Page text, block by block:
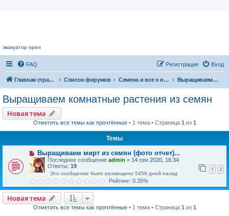
эвакуатор орел
FAQ Вход
Регистрация
Главная страница Список форумов Семена и все о них Выращиваем комнатные растения из семян
Выращиваем комнатные растения из семян
Новая тема
Отметить все темы как прочтённые• 1 тема • Страница 1 из 1
Темы
Выращиваем мирт из семян (фото отчет)...
Последнее сообщение admin « 14 сен 2020, 16:34
Ответы: 19 1 2
Это сообщение было размещено 5459 дней назад
Рейтинг: 0.35%
Новая тема
Отметить все темы как прочтённые• 1 тема • Страница 1 из 1